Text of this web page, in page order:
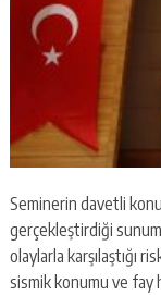
Seminerin davetli
gerçekleştirdiği
olaylarla karşılaştığı
sismik konumu ve fay